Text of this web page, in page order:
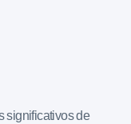
significativos de